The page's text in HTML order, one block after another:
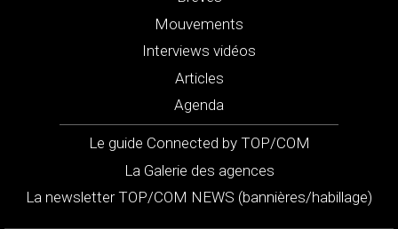
Mouvements
Interviews vidéos
Articles
Agenda
Le guide Connected by TOP/COM
La Galerie des agences
La newsletter TOP/COM NEWS (bannières/habillage)